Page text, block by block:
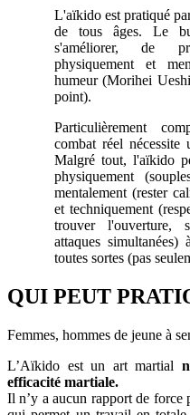
L'aïkido est pratiqué
de tous âges. Le
s'améliorer, de
physiquement et
humeur (Morihei
point).
Particulièrement
combat réel nécessite
Malgré tout, l'aïkido
physiquement
mentalement (rester
et techniquement
trouver l'ouverture,
attaques simultanées)
toutes sortes (pas
QUI PEUT
Femmes, hommes de jeune à
L’Aïkido est un art martial
efficacité martiale.
Il n’y a aucun rapport de force